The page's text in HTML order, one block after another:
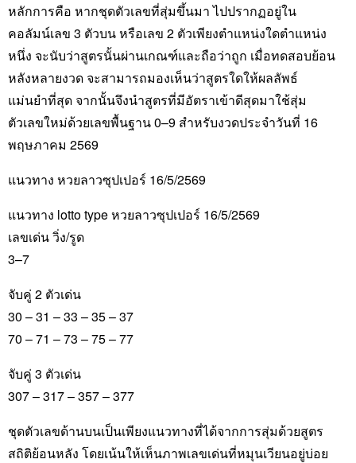
หลักการคือ หากชุดตัวเลขที่สุ่มขึ้นมา ไปปรากฏอยู่ใน
คอลัมน์เลข 3 ตัวบน หรือเลข 2 ตัวเพียงตำแหน่งใดตำแหน่ง
หนึ่ง จะนับว่าสูตรนั้นผ่านเกณฑ์และถือว่าถูก เมื่อทดสอบย้อน
หลังหลายงวด จะสามารถมองเห็นว่าสูตรใดให้ผลลัพธ์
แม่นยำที่สุด จากนั้นจึงนำสูตรที่มีอัตราเข้าดีสุดมาใช้สุ่ม
ตัวเลขใหม่ด้วยเลขพื้นฐาน 0–9 สำหรับงวดประจำวันที่ 16
พฤษภาคม 2569
แนวทาง หวยลาวซุปเปอร์ 16/5/2569
แนวทาง lotto type หวยลาวซุปเปอร์ 16/5/2569
เลขเด่น วิ่ง/รูด
3–7
จับคู่ 2 ตัวเด่น
30 – 31 – 33 – 35 – 37
70 – 71 – 73 – 75 – 77
จับคู่ 3 ตัวเด่น
307 – 317 – 357 – 377
ชุดตัวเลขด้านบนเป็นเพียงแนวทางที่ได้จากการสุ่มด้วยสูตร
สถิติย้อนหลัง โดยเน้นให้เห็นภาพเลขเด่นที่หมุนเวียนอยู่บ่อย